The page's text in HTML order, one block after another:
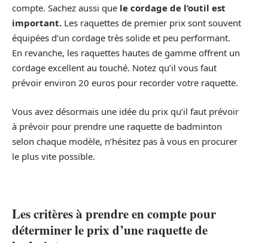
compte. Sachez aussi que le cordage de l’outil est
important. Les raquettes de premier prix sont souvent
équipées d’un cordage très solide et peu performant.
En revanche, les raquettes hautes de gamme offrent un
cordage excellent au touché. Notez qu’il vous faut
prévoir environ 20 euros pour recorder votre raquette.
Vous avez désormais une idée du prix qu’il faut prévoir
à prévoir pour prendre une raquette de badminton
selon chaque modèle, n’hésitez pas à vous en procurer
le plus vite possible.
Les critères à prendre en compte pour
déterminer le prix d’une raquette de